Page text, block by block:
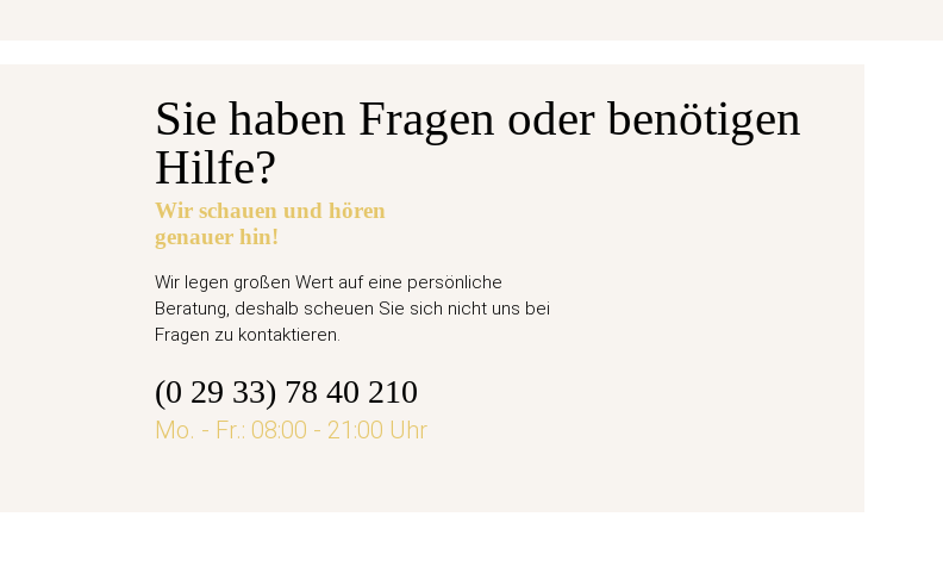
Deutschland 2026 bfr. - Ariane 6
Sie haben Fragen oder benötigen
Hilfe?
Wir schauen und hören
genauer hin!
Wir legen großen Wert auf eine persönliche
Beratung, deshalb scheuen Sie sich nicht uns bei
Fragen zu kontaktieren.
(0 29 33) 78 40 210
Mo. - Fr.: 08:00 - 21:00 Uhr